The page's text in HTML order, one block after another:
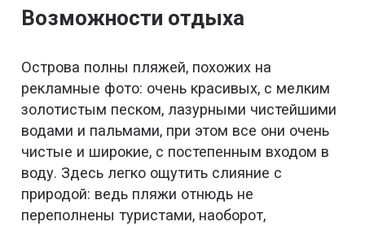
Возможности отдыха
Острова полны пляжей, похожих на
рекламные фото: очень красивых, с мелким
золотистым песком, лазурными чистейшими
водами и пальмами, при этом все они очень
чистые и широкие, с постепенным входом в
воду. Здесь легко ощутить слияние с
природой: ведь пляжи отнюдь не
переполнены туристами, наоборот,